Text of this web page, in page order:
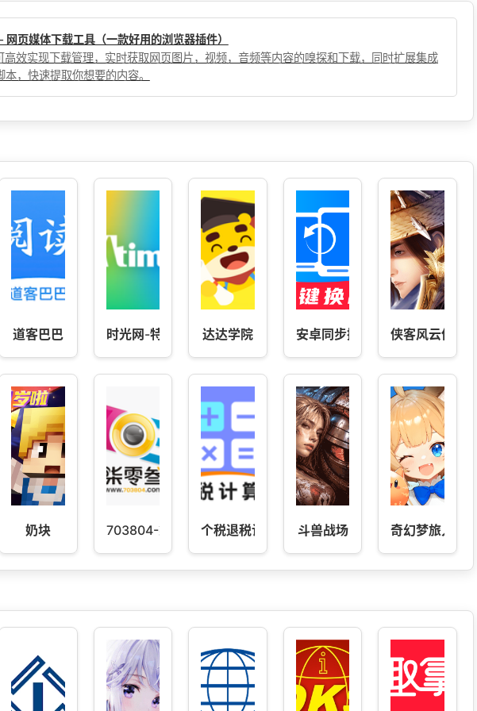
页媒体下载工具（一款好用的浏览器插件）
高效实现下载管理，实时获取网页图片，视频，音频等内容的嗅探和下载，同时扩展集成
，快速提取你想要的内容。
道客巴巴 时光网-特价电影票预定平台
达达学院 安卓同步换机克隆侠客风云传
奶块 703804-柒零叁网温州论坛个税退税计算器-工资计算器
斗兽战场 奇幻梦旅人